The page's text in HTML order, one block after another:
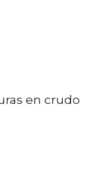
en crudo